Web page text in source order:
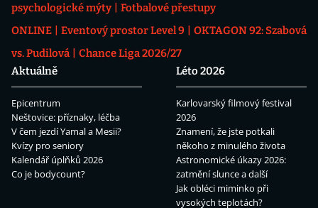
psychologické mýty
Fotbalové přestupy
ONLINE
Eventový prostor Level 9
OKTAGON 92: Szabová
vs. Pudilová
Chance Liga 2026/27
Aktuálně
Epicentrum
Neštovice: příznaky, léčba
V čem jezdí Yamal a Mesii?
Kvízy pro seniory
Kalendář úplňků 2026
Co je bodycount?
Léto 2026
Karlovarský filmový festival
2026
Znamení, že jste potkali
někoho z minulého života
Astronomické úkazy 2026:
zatmění slunce a další
Jak obléci miminko při
vysokých teplotách?